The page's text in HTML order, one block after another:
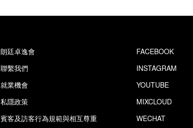
朗廷卓逸會
聯繫我們
就業機會
私隱政策
賓客及訪客行為規範與相互尊重
FACEBOOK
INSTAGRAM
YOUTUBE
MIXCLOUD
WECHAT